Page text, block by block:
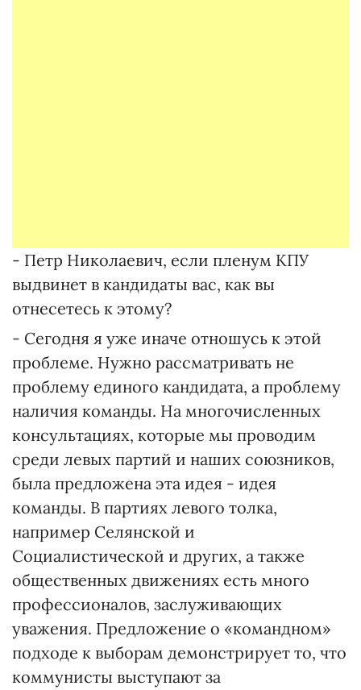
- Петр Николаевич, если пленум КПУ
выдвинет в кандидаты вас, как вы
отнесетесь к этому?
- Сегодня я уже иначе отношусь к этой
проблеме. Нужно рассматривать не
проблему единого кандидата, а проблему
наличия команды. На многочисленных
консультациях, которые мы проводим
среди левых партий и наших союзников,
была предложена эта идея - идея
команды. В партиях левого толка,
например Селянской и
Социалистической и других, а также
общественных движениях есть много
профессионалов, заслуживающих
уважения. Предложение о «командном»
подходе к выборам демонстрирует то, что
коммунисты выступают за